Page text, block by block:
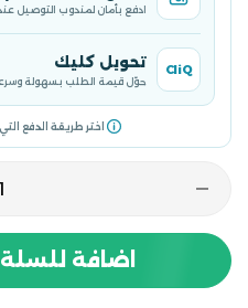
ادفع بأمان لمندوب التوصيل
CliQ تحويل كليك
حوّل قيمة الطلب بسهولة
اختر طريقة الدفع
اضافة للسلة